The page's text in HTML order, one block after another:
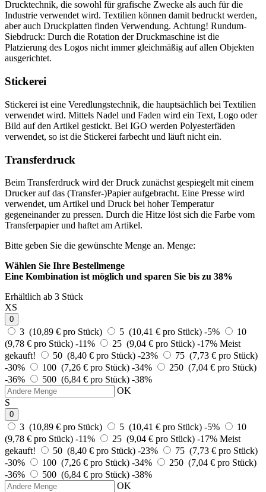
Drucktechnik, die sowohl für grafische Zwecke als auch für die
Industrie verwendet wird. Textilien können damit bedruckt werden,
aber auch Druckplatten finden Verwendung. Achtung! Rundum-
Siebdruck: Durch die Rotation der Druckmaschine ist die
Platzierung des Logos nicht immer gleichmäßig auf allen Objekten
ausgerichtet.
Stickerei
Stickerei ist eine Veredlungstechnik, die hauptsächlich bei Textilien
verwendet wird. Mittels Nadel und Faden wird ein Text, Logo oder
Bild auf den Artikel gestickt. Bei IGO werden Polyesterfäden
verwendet, so ist die Stickerei farbecht und läuft nicht ein.
Transferdruck
Beim Transferdruck wird der Druck zunächst gespiegelt mit einem
Drucker auf das (Transfer-)Papier aufgebracht. Eine Presse wird
verwendet, um Artikel und Druck bei hoher Temperatur
gegeneinander zu pressen. Durch die Hitze löst sich die Farbe vom
Transferpapier und haftet am Artikel.
Bitte geben Sie die gewünschte Menge an. Menge:
Wählen Sie Ihre Bestellmenge
Eine Kombination ist möglich und sparen Sie bis zu 38%
Erhältlich ab 3 Stück
XS
0
3 (10,89 € pro Stück) 5 (10,41 € pro Stück) -5%
10
(9,78 € pro Stück) -11% 25 (9,04 € pro Stück) -17% Meist
gekauft!
50 (8,40 € pro Stück) -23%
75 (7,73 € pro Stück)
-30%
100 (7,26 € pro Stück) -34%
250 (7,04 € pro Stück)
-36%
500 (6,84 € pro Stück) -38%
OK
S
0
3 (10,89 € pro Stück) 5 (10,41 € pro Stück) -5%
10
(9,78 € pro Stück) -11% 25 (9,04 € pro Stück) -17% Meist
gekauft!
50 (8,40 € pro Stück) -23%
75 (7,73 € pro Stück)
-30%
100 (7,26 € pro Stück) -34%
250 (7,04 € pro Stück)
-36%
500 (6,84 € pro Stück) -38%
OK